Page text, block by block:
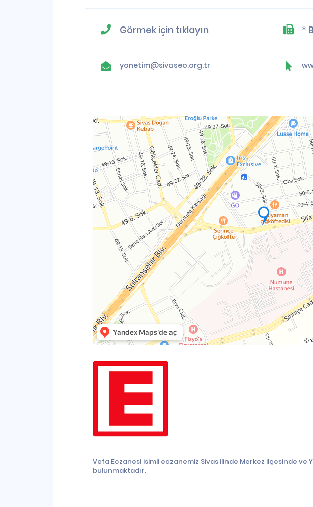
Görmek için tıklayın *
yonetim@sivaseo.org.tr
Vefa Eczanesi isimli eczanemiz Sivas ilinde Merkez ilçesinde ve
bulunmaktadır.